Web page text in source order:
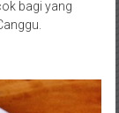
bagi yang